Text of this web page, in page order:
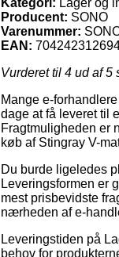
Producent: SONO
Varenummer:
EAN:
Vurderet til 4 ud af 5
Mange e-
dage at få leveret til
Fragtmuligheden er
køb af Stingray V-
Du burde ligeledes
Leveringsformen er
mest prisbevidste
nærheden af e-
Leveringstiden på
behov for